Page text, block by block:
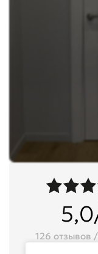
126 отзывов